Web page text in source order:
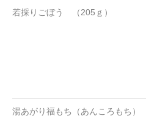
花豆
若採りごぼう （205ｇ）
湯あがり福もち（あんころもち）